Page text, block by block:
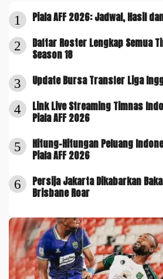
1 Piala AFF 2026: Jadwal, Hasil
2
Daftar Roster Lengkap Semua
Season 18
3 Update Bursa Transfer Liga
4
Link Live Streaming Timnas
Piala AFF 2026
5
Hitung-Hitungan Peluang
Piala AFF 2026
6
Persija Jakarta Dikabarkan
Brisbane Roar